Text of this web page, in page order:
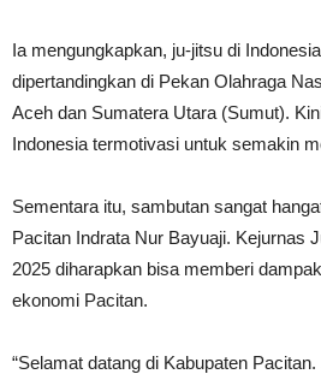
Ia mengungkapkan, ju-jitsu di
dipertandingkan di Pekan Olahraga
Aceh dan Sumatera Utara (Sumut).
Indonesia termotivasi untuk semakin
Sementara itu, sambutan sangat
Pacitan Indrata Nur Bayuaji. Kejurnas
2025 diharapkan bisa memberi
ekonomi Pacitan.
“Selamat datang di Kabupaten